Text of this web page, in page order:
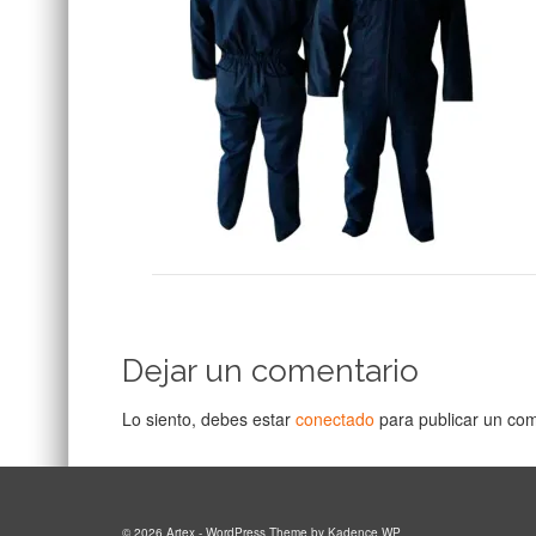
Dejar un comentario
Lo siento, debes estar conectado para publicar un
© 2026 Artex - WordPress Theme by Kadence WP